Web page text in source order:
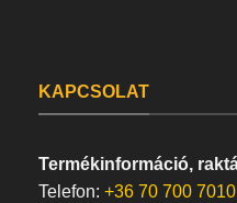
KAPCSOLAT
Termékinformáció,
Telefon: +36 70 700 7010